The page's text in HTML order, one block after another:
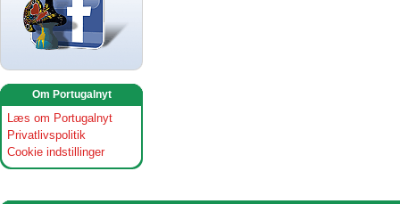
Om Portugalnyt
Læs om Portugalnyt
Privatlivspolitik
Cookie indstillinger